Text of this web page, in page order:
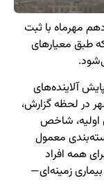
مهرماه با ثبت
طبق معیارهای
آلاینده‌های
در لحظه گزارش،
اولیه، شاخص
طبق دسته‌بندی معمول
همه افراد
زمینه‌ای—